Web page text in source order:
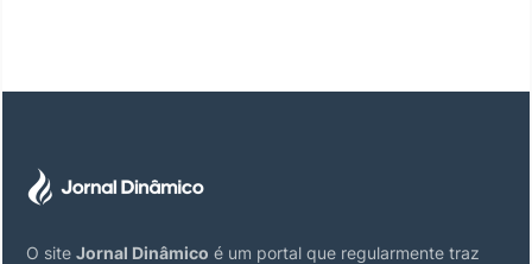
O site Jornal Dinâmico é um portal que regularmente traz